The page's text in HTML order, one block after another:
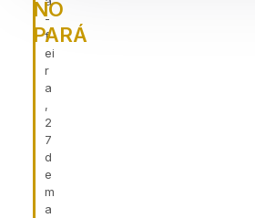
-
f
ei
r
a
,
2
7
d
e
m
a
NO
PARÁ